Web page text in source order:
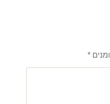
*